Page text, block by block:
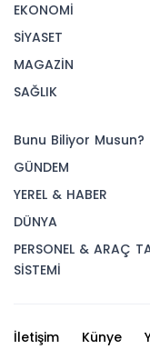
EKONOMİ
SİYASET
MAGAZİN
SAĞLIK
Bunu Biliyor Musun?
GÜNDEM
YEREL & HABER
DÜNYA
PERSONEL & ARAÇ
SİSTEMİ
İletişim Künye